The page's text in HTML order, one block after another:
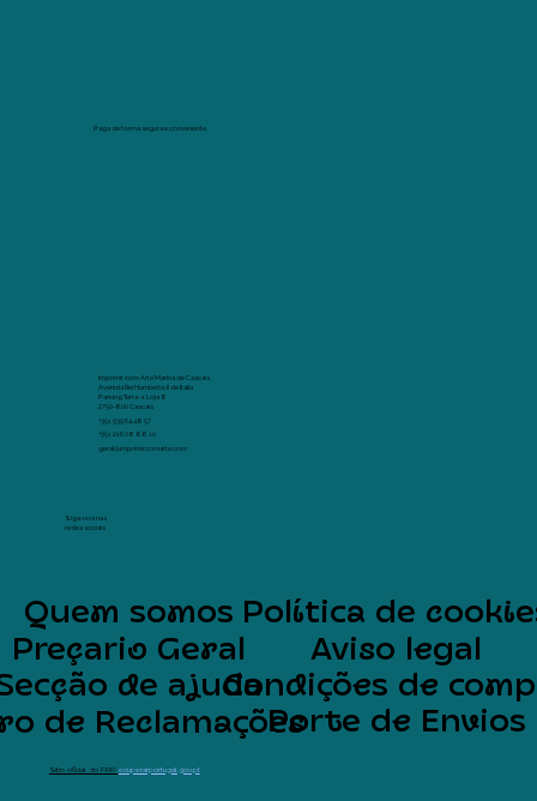
Siga-nos nas
redes sociais
Paga de forma segura e conveniente.
Imprimir com Arte Marina de Cascais
Avenida Rei Humberto II de Italia
Parking Terra -1 Loja 8
2750-800 Cascais
+351 939 64 48 57
+351 216 08 88 10
geral@imprimircomarte.com
Quem somos
Preçario Geral
de ajuda
de Reclamações
Política de
Aviso legal
Condições de
Porte de Envios
Sítio oficial do PRR: ecuperarportugal.gov.pt